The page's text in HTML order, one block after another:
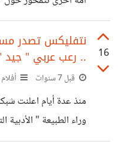
يتعامل مع مفهوم
من أحدهم ان يمنحك
أو اي نشاط تمارسه،
بعدم فهم - لا يستوعب
بنظرات الشكّ فيك. مع
أنني دائماً ما
16
نتفليكس تصدر
.. رعب عربي " جيد
قبل 7 سنوات
منذ عدة أيام اعلنت
وراء الطبيعة "
مسلسل. السلسلة